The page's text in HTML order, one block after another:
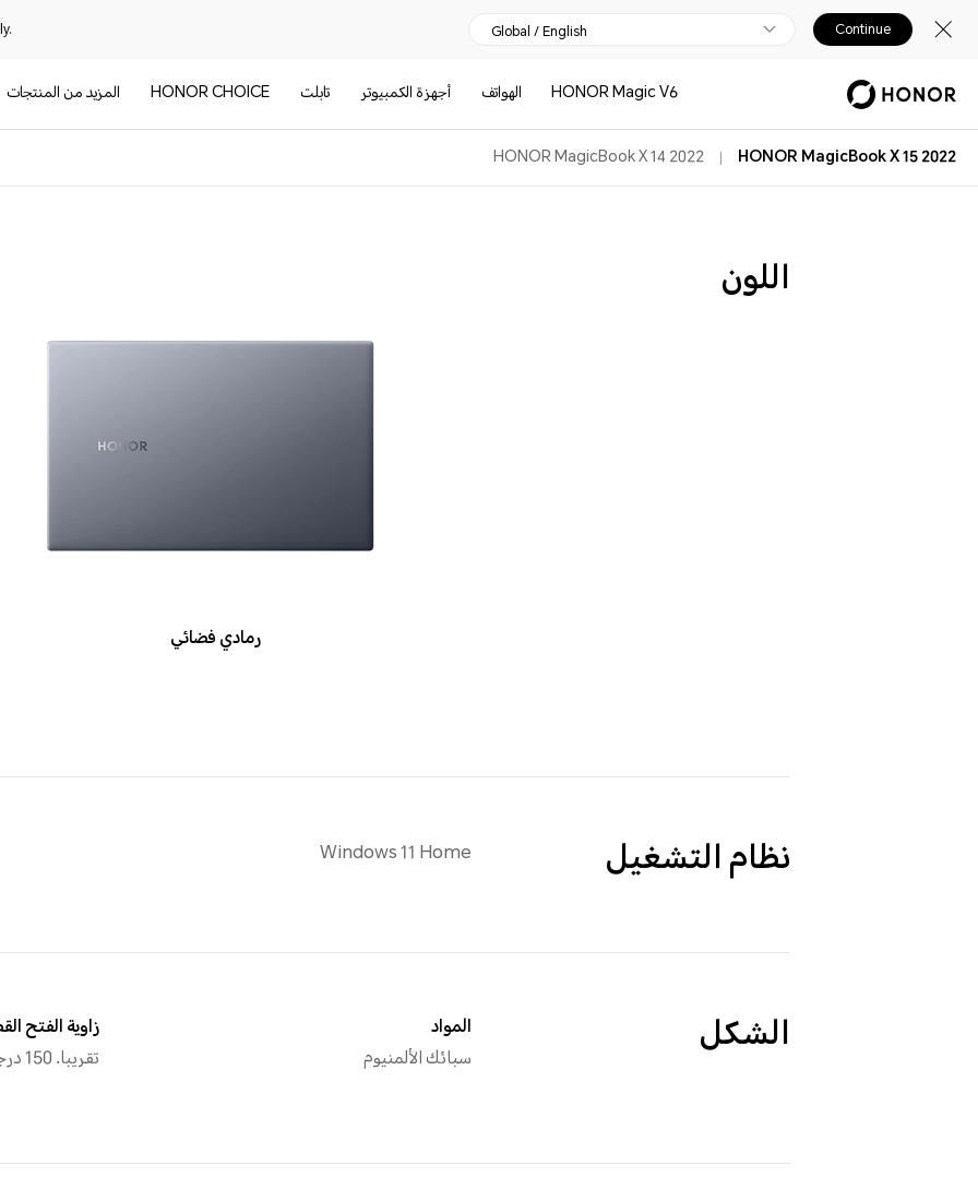
Global / English Continue
HONOR Magic V6 الهواتف أجهزة الكمبيوتر تابلت HONOR CHOICE المزيد من المنتجات
HONOR MagicBook X 15 2022
HONOR MagicBook X 14 2022
اللون
رمادي فضائي
نظام التشغيل Windows 11 Home
الشكل
المواد
سبائك الألمنيوم
زاوية الفتح
تقريبا. 150 درجة